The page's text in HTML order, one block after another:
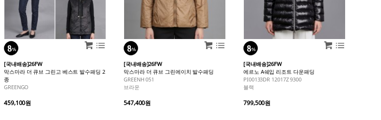
[국내배송]26FW
막스마라 더 큐브 그린고 베스트 발수패딩 2
종
GREENGO
459,100원
[국내배송]26FW
막스마라 더 큐브 그린에이치 발수패딩
GREENH 051
브라운
547,400원
[국내배송]26FW
에르노 A쉐입 리조트 다운패딩
PI00133DR 12017Z 9300
블랙
799,500원